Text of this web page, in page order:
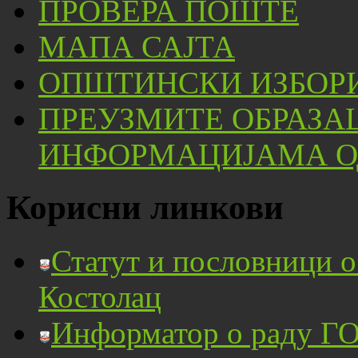
ПРОВЕРА ПОШТЕ
МАПА САЈТА
ОПШТИНСКИ
ПРЕУЗМИТЕ
ИНФОРМАЦИЈАМА
Корисни линкови
Статут и пословници
Костолац
Информатор о раду